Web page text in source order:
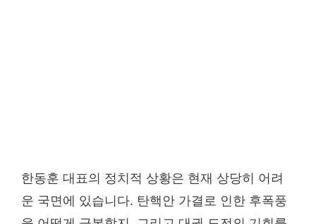
한동훈 대표의 정치적 상황은 현재 상당히 어려
운 국면에 있습니다. 탄핵안 가결로 인한 후폭풍